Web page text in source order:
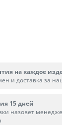
на каждое
и доставка за
15 дней
назовет